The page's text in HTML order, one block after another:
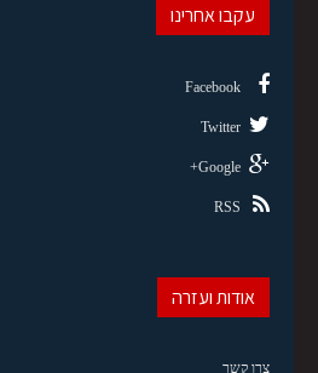
עקבו אחרינו
Facebook
Twitter
Google+
RSS
אודות ועזרה
צרו קשר